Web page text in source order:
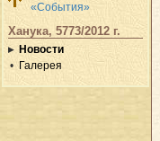
«События»
Ханука, 5773/2012 г.
Новости
Галерея